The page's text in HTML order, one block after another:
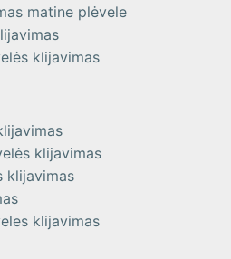
matine plėvele
klijavimas
klijavimas
klijavimas
klijavimas